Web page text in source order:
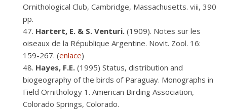
Ornithological Club, Cambridge, Massachusetts. viii, 390
pp.
Hartert, E. & S. Venturi. (1909). Notes sur les
oiseaux de la République Argentine. Novit. Zool. 16:
159-267. (enlace)
Hayes, F.E. (1995) Status, distribution and
biogeography of the birds of Paraguay. Monographs in
Field Ornithology 1. American Birding Association,
Colorado Springs, Colorado.